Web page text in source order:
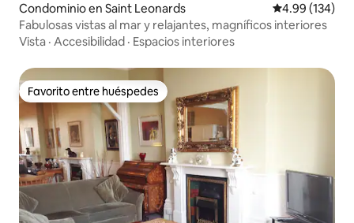
Condominio en Saint Leonards Calificación
4.99 (134)
Fabulosas vistas al mar y relajantes, magníficos interiores
Vista · Accesibilidad · Espacios interiores
Favorito entre huéspedes
Favorito entre huéspedes